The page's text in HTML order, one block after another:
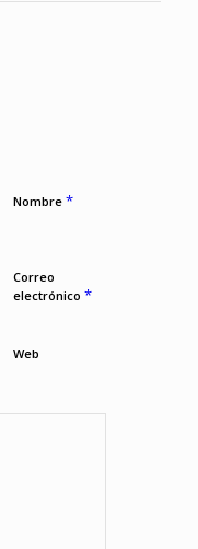
Nombre *
Correo
electrónico *
Web